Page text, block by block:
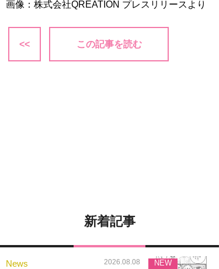
画像：株式会社QREATION プレスリリースより
<< この記事を読む
新着記事
News 2026.08.08 NEW